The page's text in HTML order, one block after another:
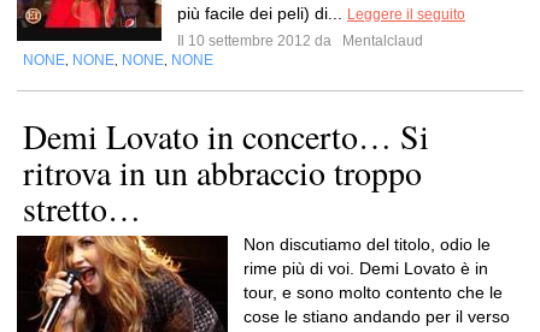
più facile dei peli) di...
Leggere il seguito
Il 10 settembre 2012 da
Mentalclaud
NONE NONE NONE NONE
Demi Lovato in concerto… Si
ritrova in un abbraccio troppo
stretto…
Non discutiamo del titolo, odio le
rime più di voi. Demi Lovato è in
tour, e sono molto contento che le
cose le stiano andando per il verso